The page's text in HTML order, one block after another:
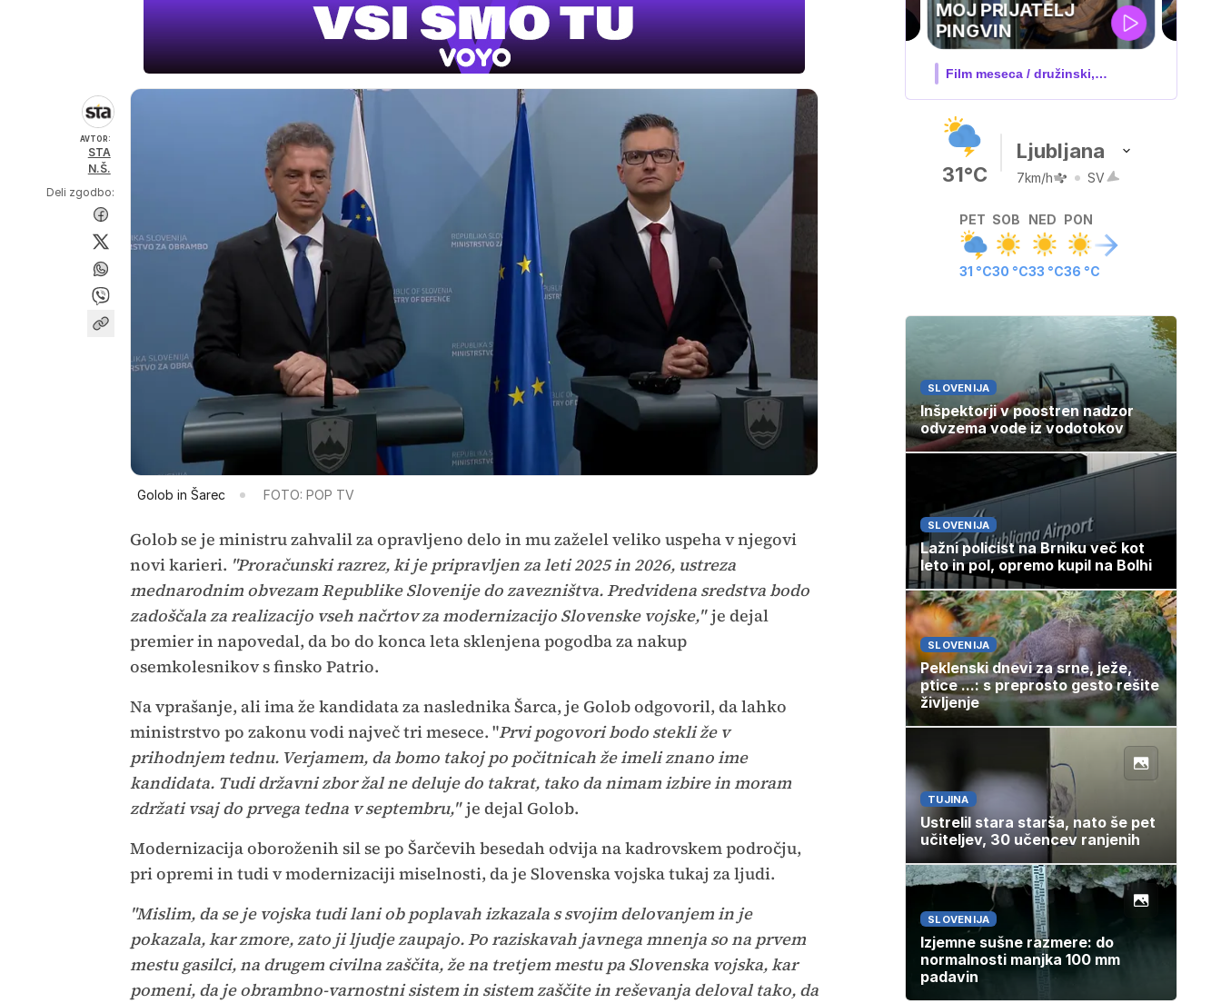
AVTOR:
STA
N.Š.
Deli zgodbo:
Golob in Šarec FOTO: POP TV
Golob se je ministru zahvalil za opravljeno delo in mu zaželel veliko uspeha v njegovi
novi karieri. "Proračunski razrez, ki je pripravljen za leti 2025 in 2026, ustreza
mednarodnim obvezam Republike Slovenije do zavezništva. Predvidena sredstva bodo
zadoščala za realizacijo vseh načrtov za modernizacijo Slovenske vojske,"je dejal
premier in napovedal, da bo do konca leta sklenjena pogodba za nakup
osemkolesnikov s finsko Patrio.
Na vprašanje, ali ima že kandidata za naslednika Šarca, je Golob odgovoril, da lahko
ministrstvo po zakonu vodi največ tri mesece. "Prvi pogovori bodo stekli že v
prihodnjem tednu. Verjamem, da bomo takoj po počitnicah že imeli znano ime
kandidata. Tudi državni zbor žal ne deluje do takrat, tako da nimam izbire in moram
zdržati vsaj do prvega tedna v septembru,"je dejal Golob.
Modernizacija oboroženih sil se po Šarčevih besedah odvija na kadrovskem področju,
pri opremi in tudi v modernizaciji miselnosti, da je Slovenska vojska tukaj za ljudi.
"Mislim, da se je vojska tudi lani ob poplavah izkazala s svojim delovanjem in je
pokazala, kar zmore, zato ji ljudje zaupajo. Po raziskavah javnega mnenja so na prvem
mestu gasilci, na drugem civilna zaščita, že na tretjem mestu pa Slovenska vojska, kar
pomeni, da je obrambno-varnostni sistem in sistem zaščite in reševanja deloval tako, da
UEFA
SUPERPOKAL
V živo na VOYO: sreda ob 20.30
31°C
Ljubljana
7km/h SV
PET
31 °C
SOB
30 °C
NED
33 °C
PON
36 °C
SLOVENIJA
Inšpektorji v poostren nadzor
odvzema vode iz vodotokov
SLOVENIJA
Lažni policist na Brniku več kot
leto in pol, opremo kupil na Bolhi
SLOVENIJA
Peklenski dnevi za srne, ježe,
ptice ...: s preprosto gesto rešite
življenje
TUJINA
Ustrelil stara starša, nato še pet
učiteljev, 30 učencev ranjenih
SLOVENIJA
Izjemne sušne razmere: do
normalnosti manjka 100 mm
padavin